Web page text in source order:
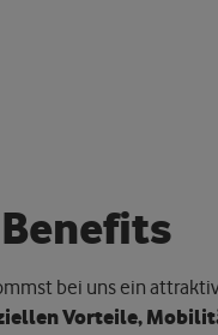
Benefits
bei uns ein
Vorteile,